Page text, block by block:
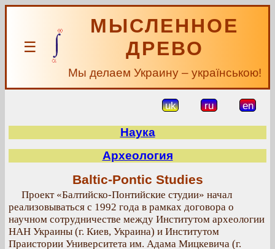
☰
МЫСЛЕННОЕ
ДРЕВО
Мы делаем Украину – українською!
uk ru en
Наука
Археология
Baltic-Pontic Studies
Проект «Балтийско-Понтийские студии» начал
реализовываться с 1992 года в рамках договора о
научном сотрудничестве между Институтом археологии
НАН Украины (г. Киев, Украина) и Институтом
Праистории Университета им. Адама Мицкевича (г.